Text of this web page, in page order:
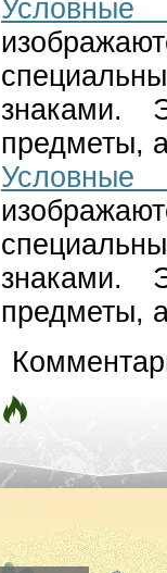
знаками.
предметы,
знаками.
предметы,